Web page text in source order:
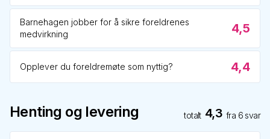
Barnehagen jobber for å sikre foreldrenes
medvirkning
4,5
Opplever du foreldremøte som nyttig? 4,4
Henting og levering totalt 4,3 fra 6 svar